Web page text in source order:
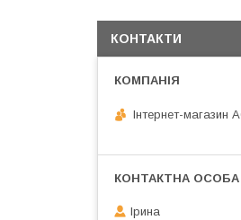
КОНТАКТИ
Інтернет-магазин
Ірина